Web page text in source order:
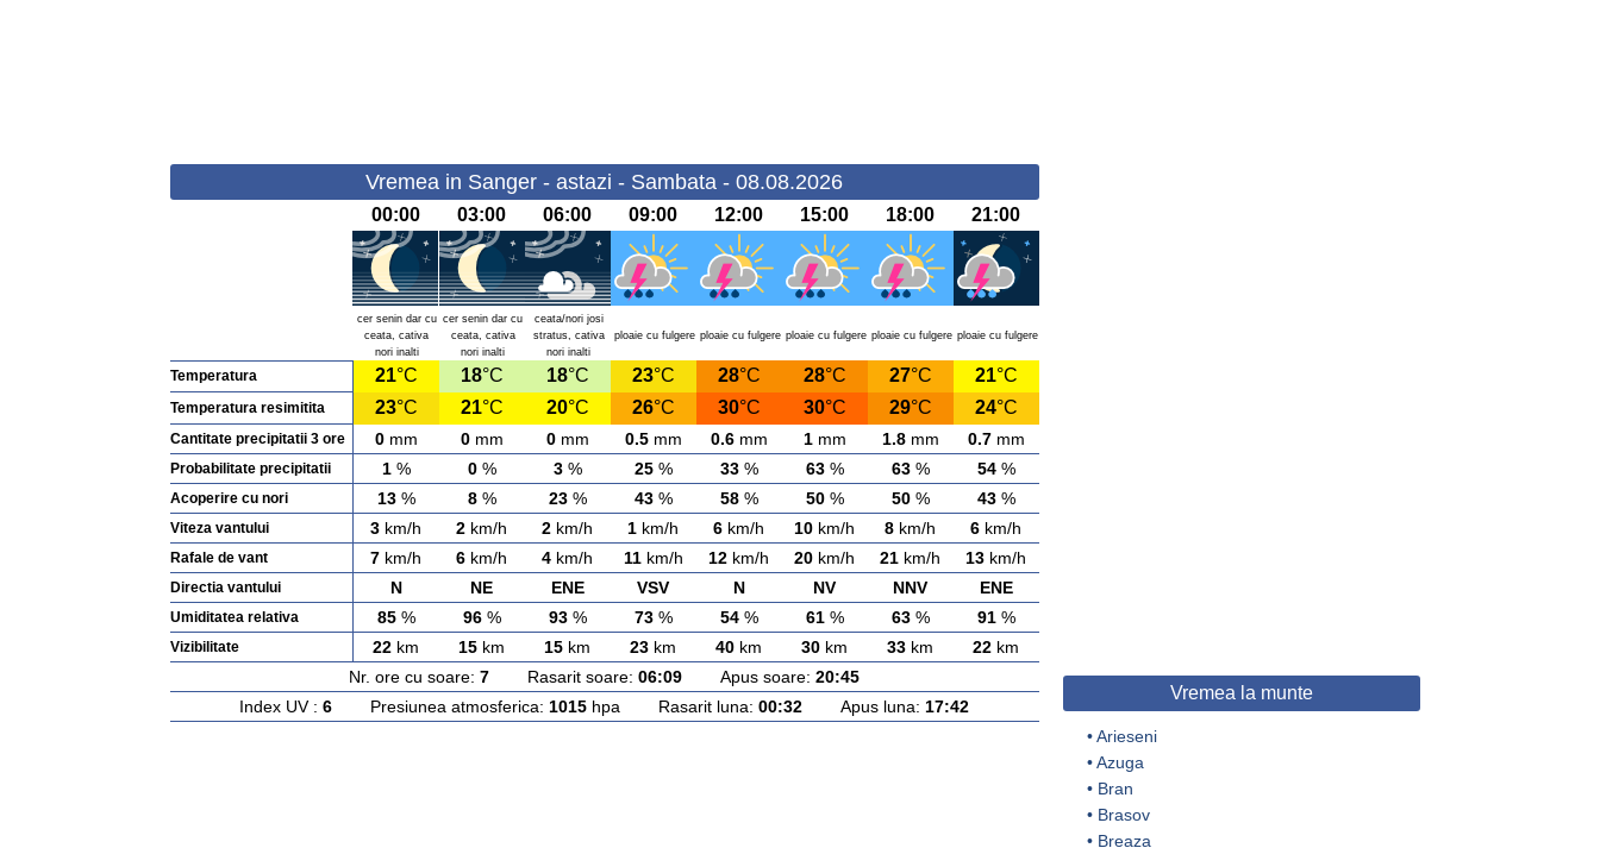
Vremea in Sanger - astazi - Sambata - 08.08.2026
00:00 03:00 06:00 09:00 12:00 15:00 18:00 21:00
cer senin dar cu
ceata, cativa
nori inalti
cer senin dar cu
ceata, cativa
nori inalti
ceata/nori josi
stratus, cativa
nori inalti
ploaie cu fulgere ploaie cu fulgere ploaie cu fulgere ploaie cu fulgere ploaie cu fulgere
Temperatura 21°C 18°C 18°C 23°C 28°C 28°C 27°C 21°C
Temperatura resimitita 23°C 21°C 20°C 26°C 30°C 30°C 29°C 24°C
Cantitate precipitatii 3 ore 0mm 0mm 0mm 0.5mm 0.6mm 1mm 1.8mm 0.7mm
Probabilitate precipitatii 1% 0% 3% 25% 33% 63% 63% 54%
Acoperire cu nori 13% 8% 23% 43% 58% 50% 50% 43%
Viteza vantului 3 km/h 2 km/h 2 km/h 1 km/h 6 km/h 10 km/h 8 km/h 6 km/h
Rafale de vant 7 km/h 6 km/h 4 km/h 11km/h 12 km/h 20 km/h 21 km/h 13 km/h
Directia vantului N NE ENE VSV N NV NNV ENE
Umiditatea relativa 85% 96% 93% 73% 54% 61% 63% 91%
Vizibilitate 22 km 15 km 15 km 23 km 40 km 30 km 33 km 22 km
Nr. ore cu soare: 7 Rasarit soare: 06:09 Apus soare: 20:45
Index UV : 6 Presiunea atmosferica: 1015 hpa Rasarit luna: 00:32 Apus luna: 17:42
Vremea la munte
•Arieseni
•Azuga
• Bran
• Brasov
• Breaza